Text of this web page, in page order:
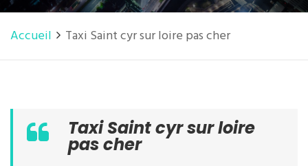
Accueil Taxi Saint cyr sur loire pas cher
Taxi Saint cyr sur loire
pas cher